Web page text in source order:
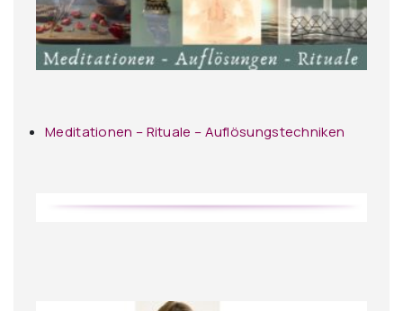
Meditationen – Rituale – Auflösungstechniken